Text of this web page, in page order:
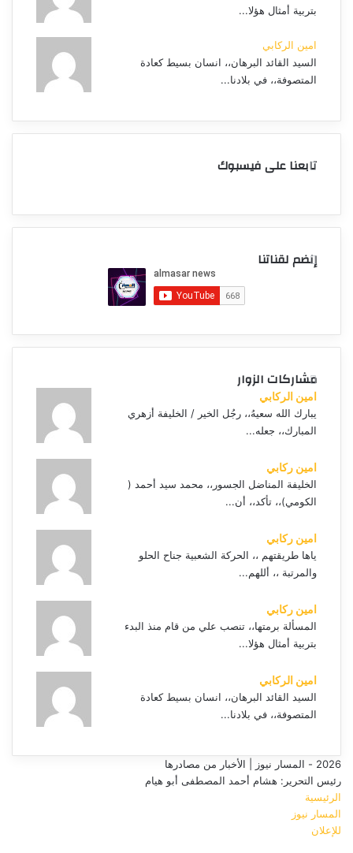
بتربية أمثال هؤلا...
امين الركابي
السيد القائد البرهان،، انسان بسيط كعادة
المتصوفة،، في بلادنا...
تابعنا على فيسبوك
إنضم لقناتنا
مشاركات الزوار
امين الركابي
يبارك الله سعيهُ،، رجُل الخير / الخليفة أزهري
المبارك،، جعله...
امين ركابي
الخليفة المناضل الجسور،، محمد سيد أحمد (
الكومي)،، تأكد،، أن...
امين ركابي
ياها طريقتهم ،، الحركة الشعبية جناح الحلو
والمرتبة ،، أللهم...
امين ركابي
المسألة برمتها،، تنصب علي من قام منذ البدء
بتربية أمثال هؤلا...
امين الركابي
السيد القائد البرهان،، انسان بسيط كعادة
المتصوفة،، في بلادنا...
2026 - المسار نيوز | الأخبار من مصادرها
رئيس التحرير: هشام أحمد المصطفى أبو هيام
الرئيسية
المسار نيوز
للإعلان